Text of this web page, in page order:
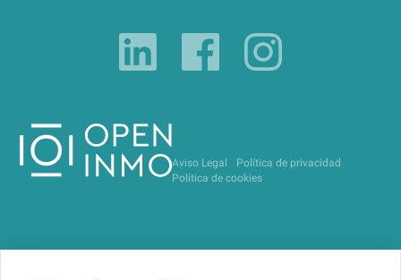
Aviso Legal
Política de privacidad
Política de cookies